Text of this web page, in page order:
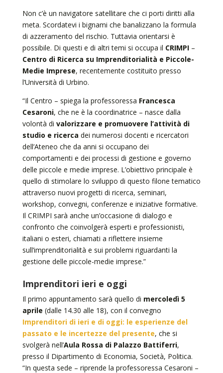
Non c’è un navigatore satellitare che ci porti diritti alla
meta. Scordatevi i bignami che banalizzano la formula
di azzeramento del rischio. Tuttavia orientarsi è
possibile. Di questi e di altri temi si occupa il CRIMPI–
Centro di Ricerca su Imprenditorialità e Piccole-
Medie Imprese, recentemente costituito presso
l’Università di Urbino.
“Il Centro – spiega la professoressa Francesca
Cesaroni, che ne è la coordinatrice – nasce dalla
volontà di valorizzare e promuovere l’attività di
studio e ricerca dei numerosi docenti e ricercatori
dell’Ateneo che da anni si occupano dei
comportamenti e dei processi di gestione e governo
delle piccole e medie imprese. L’obiettivo principale è
quello di stimolare lo sviluppo di questo filone tematico
attraverso nuovi progetti di ricerca, seminari,
workshop, convegni, conferenze e iniziative formative.
Il CRIMPI sarà anche un’occasione di dialogo e
confronto che coinvolgerà esperti e professionisti,
italiani o esteri, chiamati a riflettere insieme
sull’imprenditorialità e sui problemi riguardanti la
gestione delle piccole-medie imprese.”
Imprenditori ieri e oggi
Il primo appuntamento sarà quello di mercoledì 5
aprile (dalle 14.30 alle 18), con il convegno
Imprenditori di ieri e di oggi: le esperienze del
passato e le incertezze del presente, che si
svolgerà nell’Aula Rossa di Palazzo Battiferri,
presso il Dipartimento di Economia, Società, Politica.
“In questa sede – riprende la professoressa Cesaroni –